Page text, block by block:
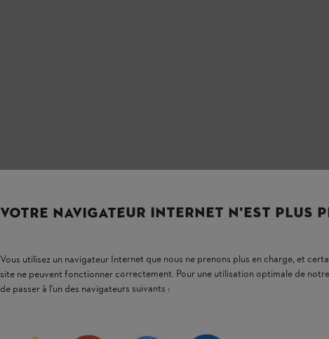
VOTRE NAVIGATEUR INTERNET N'EST PLUS
Vous utilisez un navigateur Internet que nous ne prenons plus en charge, et
site ne peuvent fonctionner correctement. Pour une utilisation optimale de
de passer à l'un des navigateurs suivants :